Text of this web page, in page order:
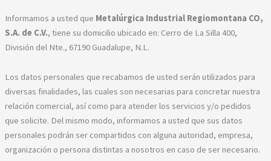
Informamos a usted que Metalúrgica Industrial Regiomontana CO,
S.A. de C.V., tiene su domicilio ubicado en: Cerro de La Silla 400,
División del Nte., 67190 Guadalupe, N.L.
Los datos personales que recabamos de usted serán utilizados para
diversas finalidades, las cuales son necesarias para concretar nuestra
relación comercial, así como para atender los servicios y/o pedidos
que solicite. Del mismo modo, informamos a usted que sus datos
personales podrán ser compartidos con alguna autoridad, empresa,
organización o persona distintas a nosotros en caso de ser necesario.